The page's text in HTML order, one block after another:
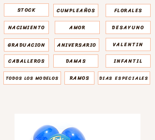
STOCK FLORALES
CUMPLEAÑOS
NACIMIENTO
AMOR
DESAYUNO
GRADUACION
ANIVERSARIO
CABALLEROS
DAMAS
VALENTIN
DIAS ESPECIALES
TODOS LOS MODELOS
INFANTIL
RAMOS